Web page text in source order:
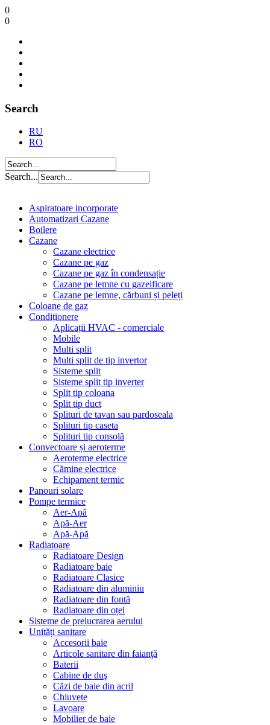
0
0
Search
RU
RO
Search...
Aspiratoare incorporate
Automatizari Cazane
Boilere
Cazane
Cazane electrice
Cazane pe gaz
Cazane pe gaz în condensație
Cazane pe lemne cu gazeificare
Cazane pe lemne, cărbuni și peleți
Coloane de gaz
Condiționere
Aplicații HVAC - comerciale
Mobile
Multi split
Multi split de tip invertor
Sisteme split
Sisteme split tip inverter
Split tip coloana
Split tip duct
Splituri de tavan sau pardoseala
Splituri tip caseta
Splituri tip consolă
Convectoare și aeroterme
Aeroterme electrice
Cămine electrice
Echipament termic
Panouri solare
Pompe termice
Aer-Apă
Apă-Aer
Apă-Apă
Radiatoare
Radiatoare Design
Radiatoare baie
Radiatoare Clasice
Radiatoare din aluminiu
Radiatoare din fontă
Radiatoare din oțel
Sisteme de prelucrarea aerului
Unități sanitare
Accesorii baie
Articole sanitare din faianţă
Baterii
Cabine de duş
Căzi de baie din acril
Chiuvete
Lavoare
Mobilier de baie